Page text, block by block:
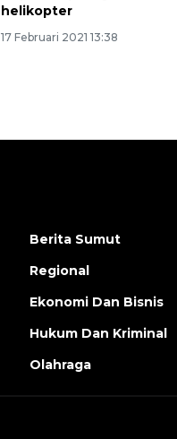
helikopter
17 Februari 2021 13:38
Berita Sumut
Regional
Ekonomi Dan Bisnis
Hukum Dan Kriminal
Olahraga